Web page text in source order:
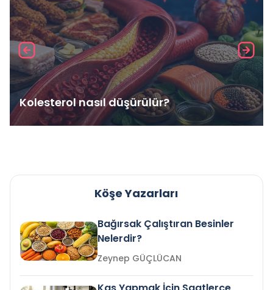
Kolesterol nasıl düşürülür?
Köşe Yazarları
Bağırsak Çalıştıran Besinler
Nelerdir?
Zeynep GÜÇLÜCAN